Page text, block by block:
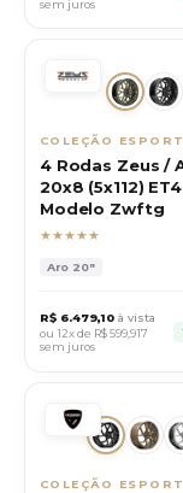
sem juros
COLEÇÃO
4 Rodas Zeus /
20x8 (5x112)
Modelo Zwftg
★★★★★
Aro 20"
R$ 6.479,10 à vista
ou 12x de R$599,917
sem juros
COLEÇÃO